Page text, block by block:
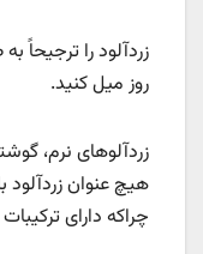
زردآلود را ترجیحاً
روز میل کنید.
زردآلوهای نرم،
هیچ عنوان زردآلود
چراکه دارای